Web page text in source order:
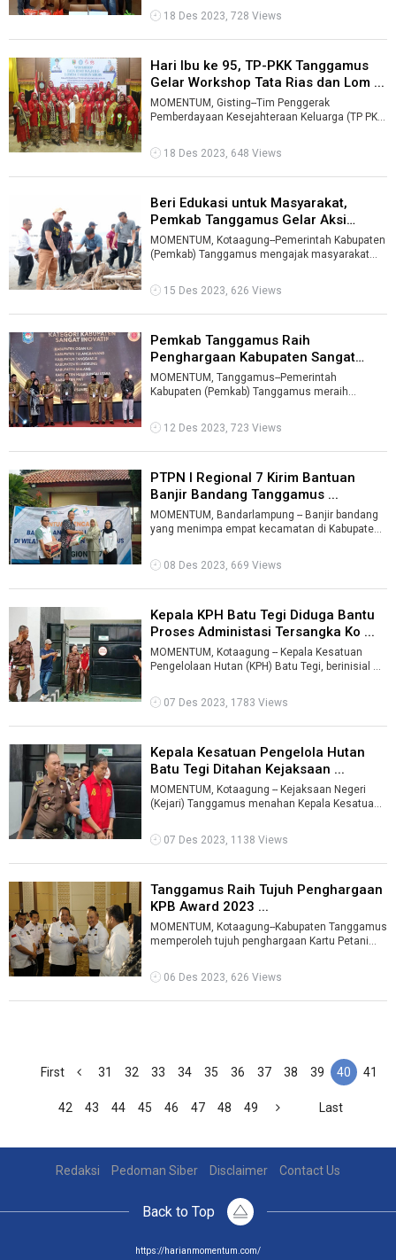
...
18 Des 2023, 728 Views
Hari Ibu ke 95, TP-PKK Tanggamus
Gelar Workshop Tata Rias dan Lom ...
MOMENTUM, Gisting--Tim Penggerak
Pemberdayaan Kesejahteraan Keluarga (TP PKK)
Workshop T ...
18 Des 2023, 648 Views
Beri Edukasi untuk Masyarakat,
Pemkab Tanggamus Gelar Aksi
Bersih ...
MOMENTUM, Kotaagung--Pemerintah Kabupaten
(Pemkab) Tanggamus mengajak masyarakat
15 Des 2023, 626 Views
Pemkab Tanggamus Raih
Penghargaan Kabupaten Sangat
Inovatif ...
MOMENTUM, Tanggamus--Pemerintah
Kabupaten (Pemkab) Tanggamus meraih
inovatif.Penghargaan ...
12 Des 2023, 723 Views
PTPN I Regional 7 Kirim Bantuan
Banjir Bandang Tanggamus ...
MOMENTUM, Bandarlampung -- Banjir bandang
yang menimpa empat kecamatan di Kabupaten
08 Des 2023, 669 Views
Kepala KPH Batu Tegi Diduga Bantu
Proses Administasi Tersangka Ko ...
MOMENTUM, Kotaagung -- Kepala Kesatuan
Pengelolaan Hutan (KPH) Batu Tegi, berinisial Q
07 Des 2023, 1783 Views
Kepala Kesatuan Pengelola Hutan
Batu Tegi Ditahan Kejaksaan ...
MOMENTUM, Kotaagung -- Kejaksaan Negeri
(Kejari) Tanggamus menahan Kepala Kesatuan
07 Des 2023, 1138 Views
Tanggamus Raih Tujuh Penghargaan
KPB Award 2023 ...
MOMENTUM, Kotaagung--Kabupaten Tanggamus
memperoleh tujuh penghargaan Kartu Petani
06 Des 2023, 626 Views
First 31 32 33 34 35 36 37 38 39 40 41
42 43 44 45 46 47 48 49 Last
Redaksi Pedoman Siber Disclaimer Contact Us
Back to Top
https://harianmomentum.com/